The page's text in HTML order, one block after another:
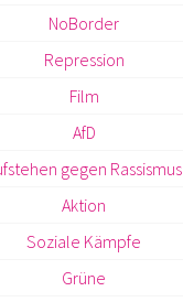
NoBorder
Repression
Film
AfD
gegen Rassismus
Aktion
Soziale Kämpfe
Grüne